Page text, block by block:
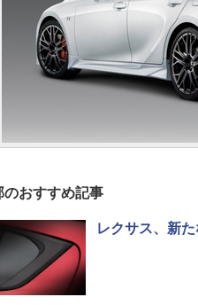
のおすすめ記事
レクサス、新